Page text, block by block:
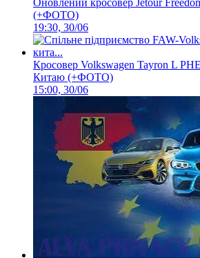
Оновлений кросовер Jetour
(+ФОТО)
19:30, 30/06
Кросовер Volkswagen Tayron L
Китаю (+ФОТО)
15:00, 30/06